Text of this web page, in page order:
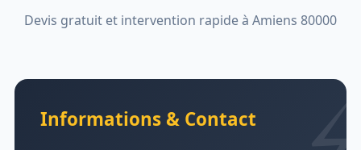
Devis gratuit et intervention rapide à Amiens 80000
Informations & Contact